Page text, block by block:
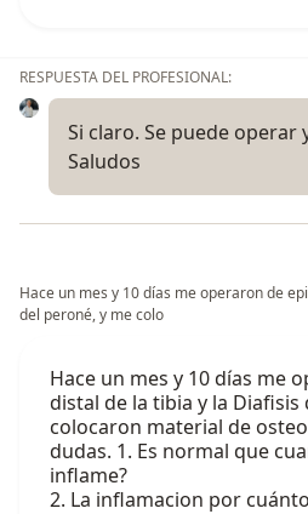
RESPUESTA DEL PROFESIONAL:
Si claro. Se puede operar
Saludos
Hace un mes y 10 días me operaron de
del peroné, y me colo
Hace un mes y 10 días me
distal de la tibia y la Diafisis
colocaron material de
dudas. 1. Es normal que
inflame?
2. La inflamacion por